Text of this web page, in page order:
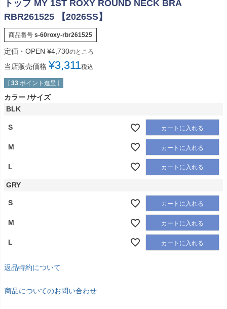
トップ MY 1ST ROXY ROUND NECK BRA
RBR261525 【2026SS】
商品番号 s-60roxy-rbr261525
定価・OPEN ¥4,730のところ
当店販売価格 ¥3,311税込
[ 33 ポイント進呈 ]
カラー サイズ
BLK
S カートに入れる
M カートに入れる
L カートに入れる
GRY
S カートに入れる
M カートに入れる
L カートに入れる
返品特約について
商品についてのお問い合わせ